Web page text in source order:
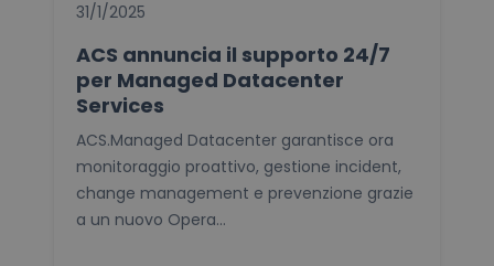
31/1/2025
ACS annuncia il supporto 24/7
per Managed Datacenter
Services
ACS.Managed Datacenter garantisce ora
monitoraggio proattivo, gestione incident,
change management e prevenzione grazie
a un nuovo Opera...